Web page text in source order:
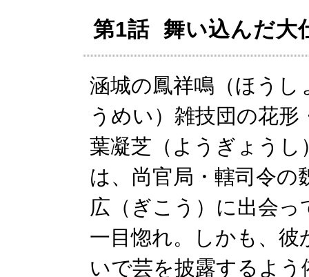
第1話 舞い込んだ大
涵城の鳳祥鳴（ほうし
うめい）雑技団の花形
葉凝芝（ようぎょうし
は、尚官局・轄司令の
広（ぎこう）に出会っ
一目惚れ。しかも、彼
いで芸を披露するよ